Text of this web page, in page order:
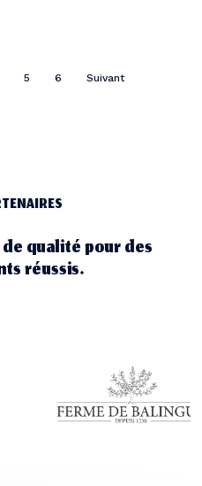
5 6 Suivant
qualité pour des
réussis.